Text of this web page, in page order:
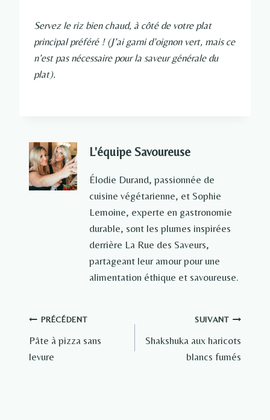
Servez le riz bien chaud, à côté de votre plat
principal préféré ! (J’ai garni d’oignon vert, mais ce
n’est pas nécessaire pour la saveur générale du
plat).
L'équipe Savoureuse
Élodie Durand, passionnée de
cuisine végétarienne, et Sophie
Lemoine, experte en gastronomie
durable, sont les plumes inspirées
derrière La Rue des Saveurs,
partageant leur amour pour une
alimentation éthique et savoureuse.
Navigation
de
PRÉCÉDENT
Pâte à pizza sans
levure
SUIVANT
Shakshuka aux haricots
blancs fumés